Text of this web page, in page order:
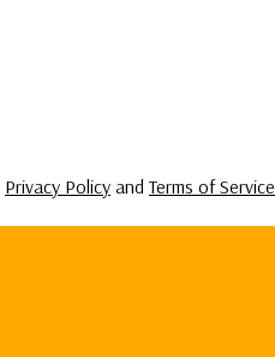
Privacy Policy andTerms of Service